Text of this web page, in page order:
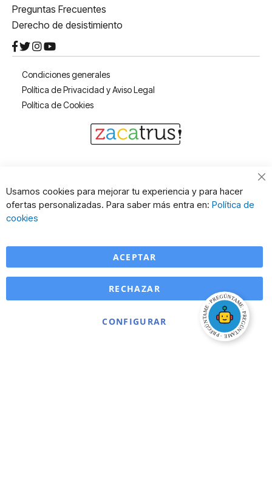
Preguntas Frecuentes
Derecho de desistimiento
Condiciones generales
Política de Privacidad y Aviso Legal
Política de Cookies
Usamos cookies para mejorar tu experiencia y para hacer
ofertas personalizadas. Para saber más entra en: Política de
cookies
ACEPTAR
CONFIGURAR
RECHAZAR